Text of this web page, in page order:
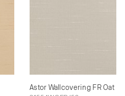
Astor Wallcovering FR Oat